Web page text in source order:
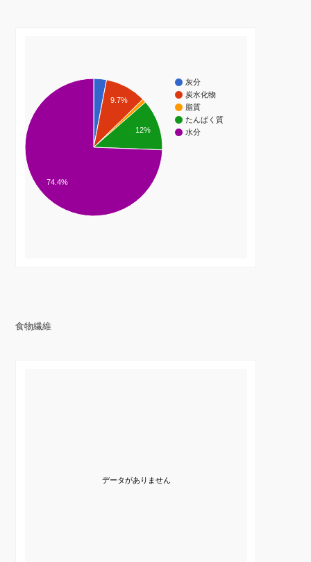
灰分
炭水化物
脂質
たんぱく質
水分
9.7%
12%
74.4%
食物繊維
データがありません